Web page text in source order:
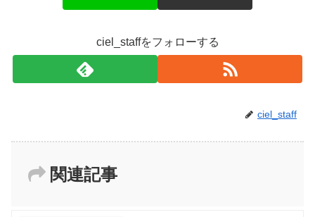
ciel_staffをフォローする
ciel_staff
関連記事